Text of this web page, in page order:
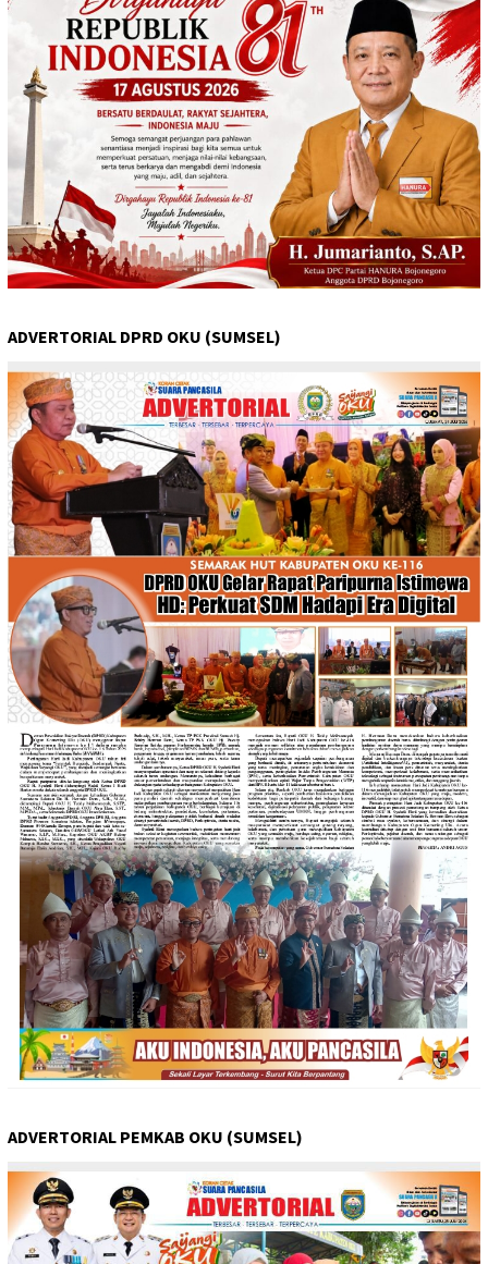
ADVERTORIAL DPRD OKU (SUMSEL)
ADVERTORIAL PEMKAB OKU (SUMSEL)